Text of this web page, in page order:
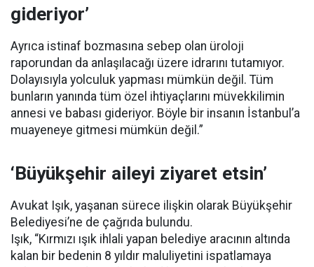
gideriyor’
Ayrıca istinaf bozmasına sebep olan üroloji
raporundan da anlaşılacağı üzere idrarını tutamıyor.
Dolayısıyla yolculuk yapması mümkün değil. Tüm
bunların yanında tüm özel ihtiyaçlarını müvekkilimin
annesi ve babası gideriyor. Böyle bir insanın İstanbul’a
muayeneye gitmesi mümkün değil.”
‘Büyükşehir aileyi ziyaret etsin’
Avukat Işık, yaşanan sürece ilişkin olarak Büyükşehir
Belediyesi’ne de çağrıda bulundu.
Işık, “Kırmızı ışık ihlali yapan belediye aracının altında
kalan bir bedenin 8 yıldır maluliyetini ispatlamaya